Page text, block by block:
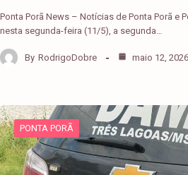
Ponta Porã News – Notícias de Ponta Porã e
nesta segunda-feira (11/5), a segunda…
By RodrigoDobre maio 12, 2026
PONTA PORÃ